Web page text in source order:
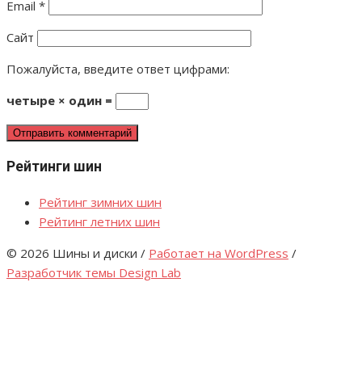
Email *
Сайт
Пожалуйста, введите ответ цифрами:
четыре × один =
Рейтинги шин
Рейтинг зимних шин
Рейтинг летних шин
© 2026 Шины и диски / Работает на WordPress /
Разработчик темы Design Lab